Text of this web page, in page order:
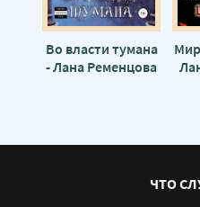
Во власти тумана
- Лана Ременцова
ЧТО